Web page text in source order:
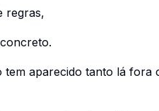
regras,
tem aparecido tanto lá fora